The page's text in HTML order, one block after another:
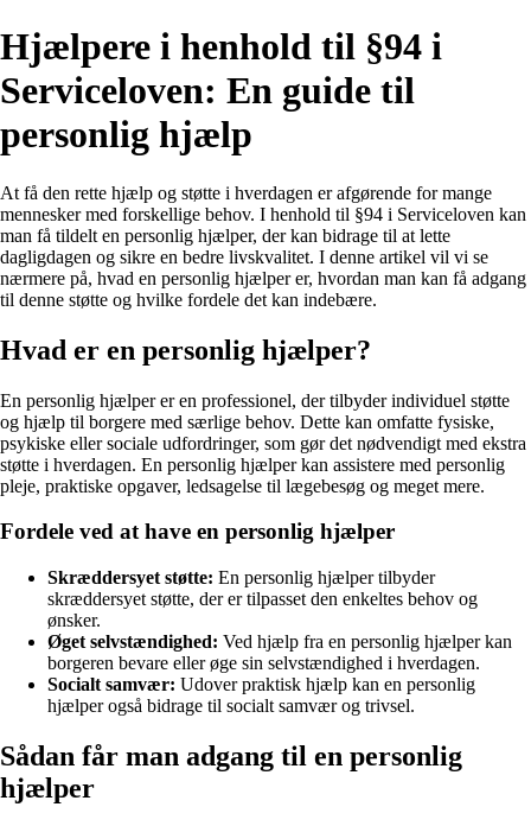
Hjælpere i henhold til §94 i
Serviceloven: En guide til
personlig hjælp
At få den rette hjælp og støtte i hverdagen er afgørende for mange
mennesker med forskellige behov. I henhold til §94 i Serviceloven kan
man få tildelt en personlig hjælper, der kan bidrage til at lette
dagligdagen og sikre en bedre livskvalitet. I denne artikel vil vi se
nærmere på, hvad en personlig hjælper er, hvordan man kan få adgang
til denne støtte og hvilke fordele det kan indebære.
Hvad er en personlig hjælper?
En personlig hjælper er en professionel, der tilbyder individuel støtte
og hjælp til borgere med særlige behov. Dette kan omfatte fysiske,
psykiske eller sociale udfordringer, som gør det nødvendigt med ekstra
støtte i hverdagen. En personlig hjælper kan assistere med personlig
pleje, praktiske opgaver, ledsagelse til lægebesøg og meget mere.
Fordele ved at have en personlig hjælper
Skræddersyet støtte: En personlig hjælper tilbyder
skræddersyet støtte, der er tilpasset den enkeltes behov og
ønsker.
Øget selvstændighed: Ved hjælp fra en personlig hjælper kan
borgeren bevare eller øge sin selvstændighed i hverdagen.
Socialt samvær: Udover praktisk hjælp kan en personlig
hjælper også bidrage til socialt samvær og trivsel.
Sådan får man adgang til en personlig
hjælper